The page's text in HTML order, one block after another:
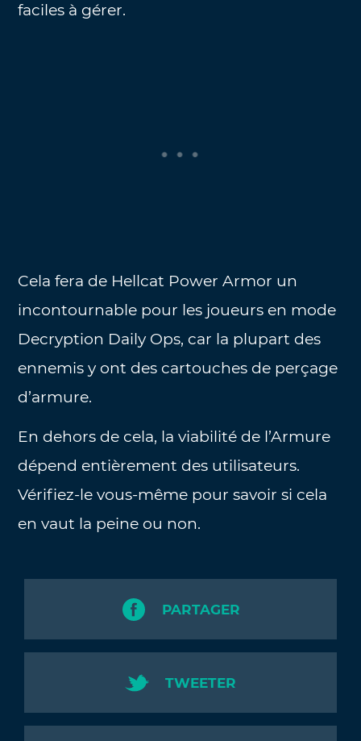
faciles à gérer.
Cela fera de Hellcat Power Armor un
incontournable pour les joueurs en mode
Decryption Daily Ops, car la plupart des
ennemis y ont des cartouches de perçage
d’armure.
En dehors de cela, la viabilité de l’Armure
dépend entièrement des utilisateurs.
Vérifiez-le vous-même pour savoir si cela
en vaut la peine ou non.
PARTAGER
TWEETER